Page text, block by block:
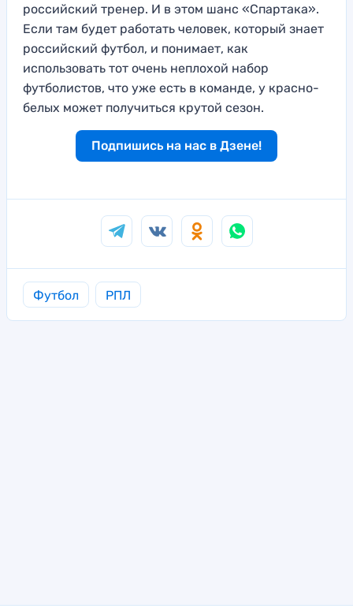
российский тренер. И в этом шанс «Спартака».
Если там будет работать человек, который знает
российский футбол, и понимает, как
использовать тот очень неплохой набор
футболистов, что уже есть в команде, у красно-
белых может получиться крутой сезон.
Подпишись на нас в Дзене!
Футбол РПЛ